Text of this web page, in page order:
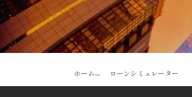
ホーム ローンシミュレーター